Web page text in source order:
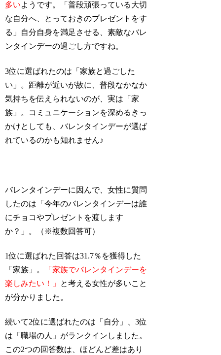
多いようです。「普段頑張っている大切
な自分へ、とっておきのプレゼントをす
る」自分自身を満足させる、素敵なバレ
ンタインデーの過ごし方ですね。
3位に選ばれたのは「家族と過ごした
い」。距離が近いが故に、普段なかなか
気持ちを伝えられないのが、実は「家
族」。コミュニケーションを深めるきっ
かけとしても、バレンタインデーが選ば
れているのかも知れません♪
バレンタインデーに因んで、女性に質問
したのは「今年のバレンタインデーは誰
にチョコやプレゼントを渡します
か？」。（※複数回答可）
1位に選ばれた回答は31.7％を獲得した
「家族」。
「家族でバレンタインデーを
楽しみたい！」
と考える女性が多いこと
が分かりました。
続いて2位に選ばれたのは「自分」、3位
は「職場の人」がランクインしました。
この2つの回答数は、ほどんど差はあり